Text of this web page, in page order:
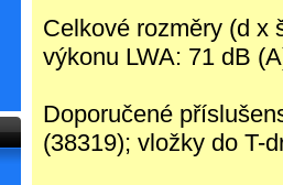
Celkové rozměry (d x
výkonu LWA: 71 dB
Doporučené
(38319); vložky do T-